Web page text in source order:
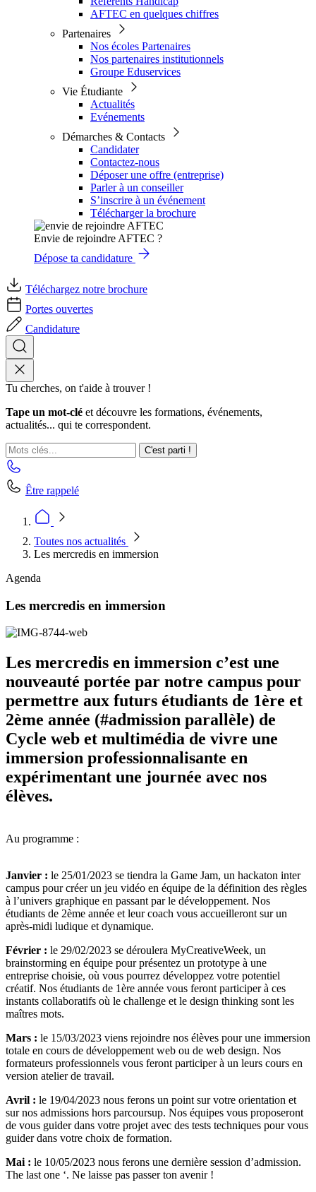
AFTEC en quelques chiffres
Partenaires
Nos écoles Partenaires
Nos partenaires institutionnels
Groupe Eduservices
Vie Étudiante
Actualités
Evénements
Démarches & Contacts
Candidater
Contactez-nous
Déposer une offre (entreprise)
Parler à un conseiller
S’inscrire à un événement
Télécharger la brochure
Envie de rejoindre AFTEC ?
Dépose ta candidature
Téléchargez notre brochure
Portes ouvertes
Candidature
Tu cherches, on t'aide à trouver !
Tape un mot-clé et découvre les formations, événements,
actualités... qui te correspondent.
C'est parti !
Être rappelé
Toutes nos actualités
Les mercredis en immersion
Agenda
Les mercredis en immersion
Les mercredis en immersion c’est une
nouveauté portée par notre campus pour
permettre aux futurs étudiants de 1ère et
2ème année (#admission parallèle) de
Cycle web et multimédia de vivre une
immersion professionnalisante en
expérimentant une journée avec nos
élèves.
Au programme :
Janvier : le 25/01/2023 se tiendra la Game Jam, un hackaton inter
campus pour créer un jeu vidéo en équipe de la définition des règles
à l’univers graphique en passant par le développement. Nos
étudiants de 2ème année et leur coach vous accueilleront sur un
après-midi ludique et dynamique.
Février : le 29/02/2023 se déroulera MyCreativeWeek, un
brainstorming en équipe pour présentez un prototype à une
entreprise choisie, où vous pourrez développez votre potentiel
créatif. Nos étudiants de 1ère année vous feront participer à ces
instants collaboratifs où le challenge et le design thinking sont les
maîtres mots.
Mars : le 15/03/2023 viens rejoindre nos élèves pour une immersion
totale en cours de développement web ou de web design. Nos
formateurs professionnels vous feront participer à un leurs cours en
version atelier de travail.
Avril : le 19/04/2023 nous ferons un point sur votre orientation et
sur nos admissions hors parcoursup. Nos équipes vous proposeront
de vous guider dans votre projet avec des tests techniques pour vous
guider dans votre choix de formation.
Mai : le 10/05/2023 nous ferons une dernière session d’admission.
The last one ‘. Ne laisse pas passer ton avenir !